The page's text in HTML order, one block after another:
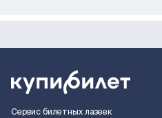
Сервис билетных лазеек